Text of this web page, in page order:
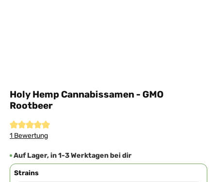
Holy Hemp Cannabissamen - GMO
Rootbeer
Durchschnittliche Bewertung von 5 von 5 Sternen
1 Bewertung
Auf Lager, in 1-3 Werktagen bei dir
Strains